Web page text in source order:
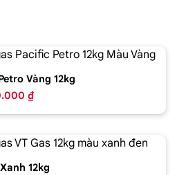
Vàng 12kg
₫
12kg